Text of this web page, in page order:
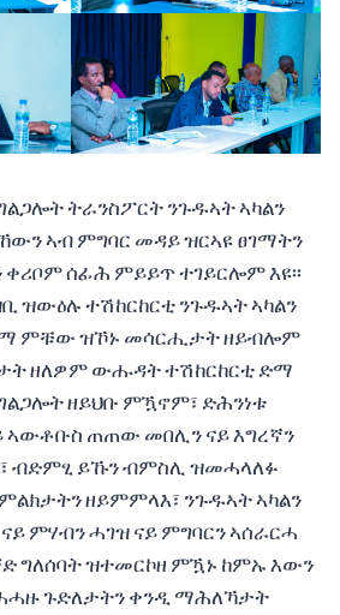
ትራንስፖርት ንጉዱኣት ኣካልን
ኣብ ምግባር መዳይ ዝርኣዩ ፀገማትን
ሰፊሕ ምይይጥ ተገይርሎም እዩ፡፡
ዝውዕሉ ተሽከርከርቲ ንጉዱኣት ኣካልን
ምቹው ዝኾኑ መሳርሒታት ዘይብሎም
ዘለዎም ውሑዳት ተሽከርከርቲ ድማ
ዘይህቡ ምዃኖም፣ ድሕንነቱ
ኣውቶቡስ ጠጠው መበሊን ናይ እግረኛን
ብድምፂ ይኹን ብምስሊ ዝመሓላለፉ
ዘይምምላእ፣ ንጉዱኣት ኣካልን
ምሃብን ሓገዝ ናይ ምግባርን ኣሰራርሓ
ግለሰባት ዝተመርኮዘ ምዃኑ ከምኡ እውን
ጉድለታትን ቀንዲ ማሕለኻታት